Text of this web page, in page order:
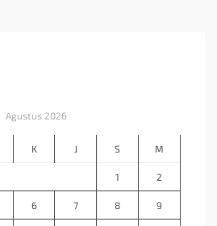
Agustus 2026
K J S M
1 2
6 7 8 9